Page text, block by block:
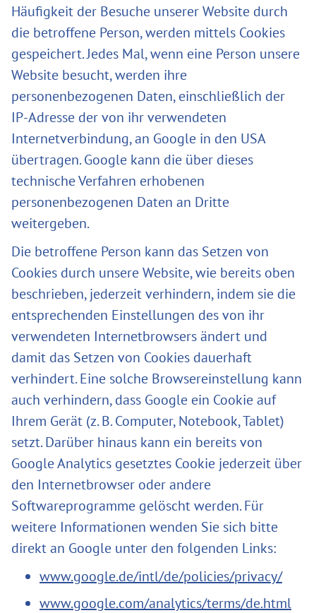
Häufigkeit der Besuche unserer Website durch
die betroffene Person, werden mittels Cookies
gespeichert. Jedes Mal, wenn eine Person unsere
Website besucht, werden ihre
personenbezogenen Daten, einschließlich der
IP-Adresse der von ihr verwendeten
Internetverbindung, an Google in den USA
übertragen. Google kann die über dieses
technische Verfahren erhobenen
personenbezogenen Daten an Dritte
weitergeben.
Die betroffene Person kann das Setzen von
Cookies durch unsere Website, wie bereits oben
beschrieben, jederzeit verhindern, indem sie die
entsprechenden Einstellungen des von ihr
verwendeten Internetbrowsers ändert und
damit das Setzen von Cookies dauerhaft
verhindert. Eine solche Browsereinstellung kann
auch verhindern, dass Google ein Cookie auf
Ihrem Gerät (z. B. Computer, Notebook, Tablet)
setzt. Darüber hinaus kann ein bereits von
Google Analytics gesetztes Cookie jederzeit über
den Internetbrowser oder andere
Softwareprogramme gelöscht werden. Für
weitere Informationen wenden Sie sich bitte
direkt an Google unter den folgenden Links:
www.google.de/intl/de/policies/privacy/
www.google.com/analytics/terms/de.html